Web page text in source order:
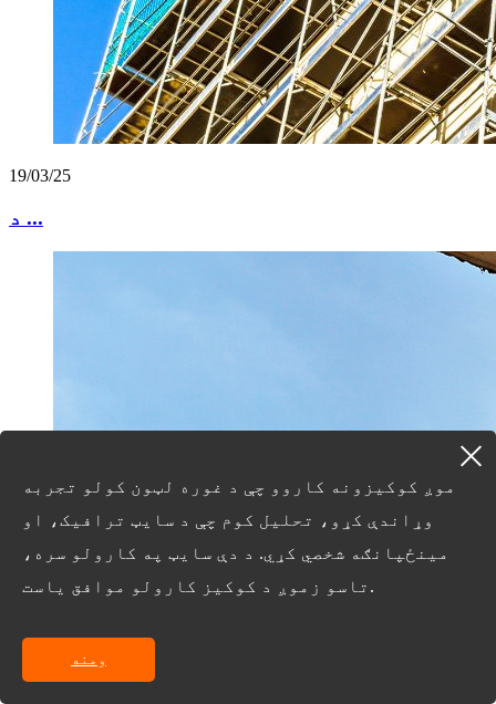
19/03/25
د ...
موږ کوکیزونه کاروو چې د غوره لټون کولو تجربه
وړاندې کړو، تحلیل کوم چې د سایټ ترافیک، او
مینځپانګه شخصي کړي. د دې سایټ په کارولو سره،
تاسو زموږ د کوکیز کارولو موافق یاست.
ومنه